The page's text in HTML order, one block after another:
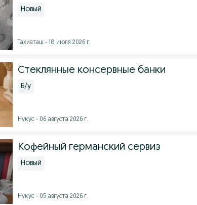
Новый
Тахиаташ - 18 июля 2026 г.
Стеклянные консервные банки
Б/у
Нукус - 06 августа 2026 г.
Кофейный германский сервиз
Новый
Нукус - 05 августа 2026 г.